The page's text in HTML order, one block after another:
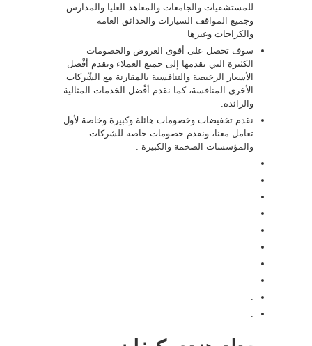
للمستشفيات والجامعات والمعاهد العليا والمدارس
وجميع المواقف السيارات والحدائق العامة
والكراجات وغيرها
سوف تحصل على أقوى العروض والخصومات
الكثيرة التي نقدمها إلى جميع العملاء ونقدم أفْضل
الأسعار الرخيصة والتنافسية بالمقارنة مع الشّركات
الأخرى المنافسة، كما نقدم أفْضل الخدمات المثالية
والرائدة.
نقدم تخفيضات وخصومات هائلة وكبيرة وخاصة لأول
تعامل معنا، ونقدم خصومات خاصة للشركات
والمؤسسات الضخمة والكبيرة .